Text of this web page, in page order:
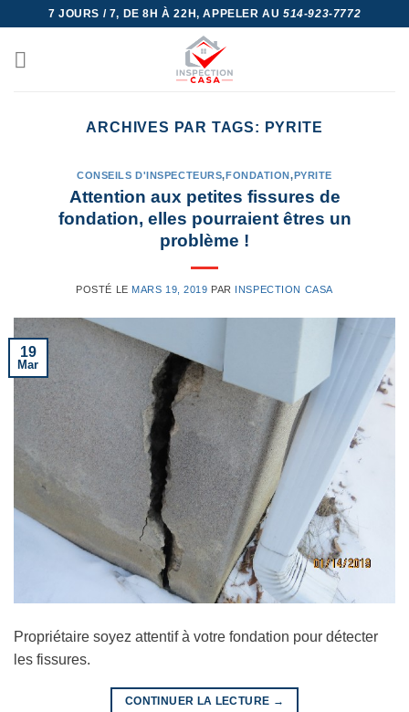
content
7 JOURS / 7, DE 8H À 22H, APPELER AU 514-923-7772
ARCHIVES PAR TAGS: PYRITE
CONSEILS D'INSPECTEURS,FONDATION,PYRITE
Attention aux petites fissures de
fondation, elles pourraient êtres un
problème !
POSTÉ LE MARS 19, 2019 PAR INSPECTION CASA
19
Mar
Propriétaire soyez attentif à votre fondation pour détecter
les fissures.
CONTINUER LA LECTURE →